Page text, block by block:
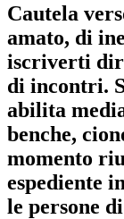
Cautela
amato, di
iscriverti
di incontri.
abilita
benche,
momento
espediente
le persone